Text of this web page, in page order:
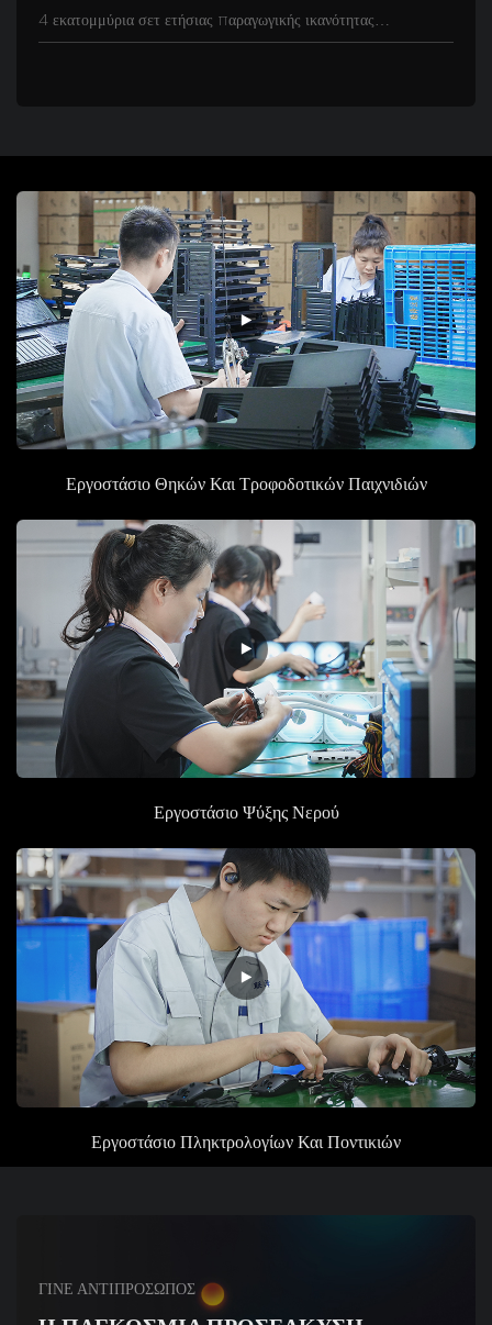
4 εκατομμύρια σετ ετήσιας παραγωγικής ικανότητας
τροφοδοτικών
Εργοστάσιο Θηκών Και Τροφοδοτικών Παιχνιδιών
ΕργοστάσιοΨύξης Νερού
Εργοστάσιο Πληκτρολογίων Και Ποντικιών
ΓΙΝΕ ΑΝΤΙΠΡΟΣΩΠΟΣ